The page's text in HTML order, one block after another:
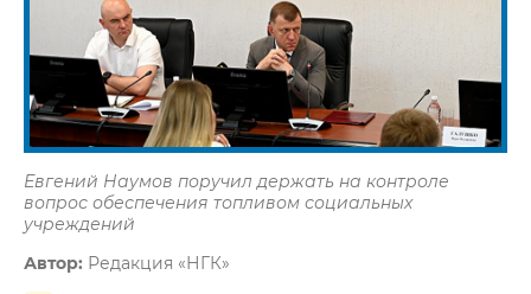
Евгений Наумов поручил держать на контроле
вопрос обеспечения топливом социальных
учреждений
Автор: Редакция «НГК»